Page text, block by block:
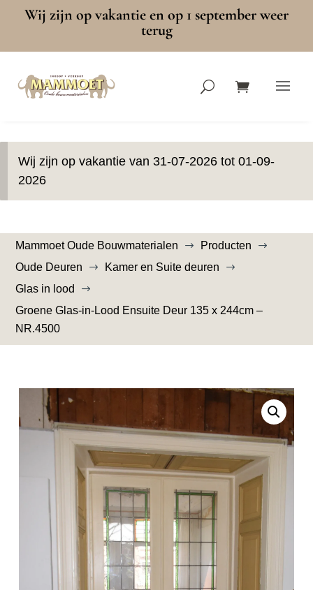
Wij zijn op vakantie en op 1 september weer
terug
Wij zijn op vakantie van 31-07-2026 tot 01-09-
2026
Mammoet Oude Bouwmaterialen $ Producten $
Oude Deuren $ Kamer en Suite deuren $
Glas in lood $
Groene Glas-in-Lood Ensuite Deur 135 x 244cm –
NR.4500